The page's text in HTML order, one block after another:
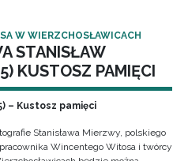
W WIERZCHOSŁAWICACH
STANISŁAW
KUSTOSZ PAMIĘCI
– Kustosz pamięci
Stanisława Mierzwy, polskiego
Wincentego Witosa i twórcy